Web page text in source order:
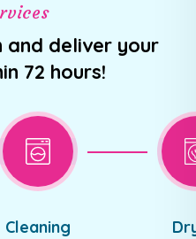
and deliver your
72 hours!
Cleaning